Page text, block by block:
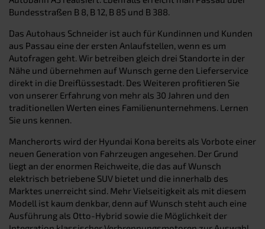
Bundesstraßen B 8, B 12, B 85 und B 388.
Das Autohaus Schneider ist auch für Kundinnen und Kunden
aus Passau eine der ersten Anlaufstellen, wenn es um
Autofragen geht. Wir betreiben gleich drei Standorte in der
Nähe und übernehmen auf Wunsch gerne den Lieferservice
direkt in die Dreiflüssestadt. Des Weiteren profitieren Sie
von unserer Erfahrung von mehr als 30 Jahren und den
traditionellen Werten eines Familienunternehmens. Lernen
Sie uns kennen.
Mancherorts wird der Hyundai Kona bereits als Vorbote einer
neuen Generation von Fahrzeugen angesehen. Der Grund
liegt an der enormen Reichweite, die das auf Wunsch
elektrisch betriebene SUV bietet und die innerhalb des
Marktes unerreicht sind. Mehr Vielseitigkeit als mit diesem
Modell ist kaum denkbar, denn auf Wunsch steht auch eine
Ausführung als Otto-Hybrid sowie die Möglichkeit der